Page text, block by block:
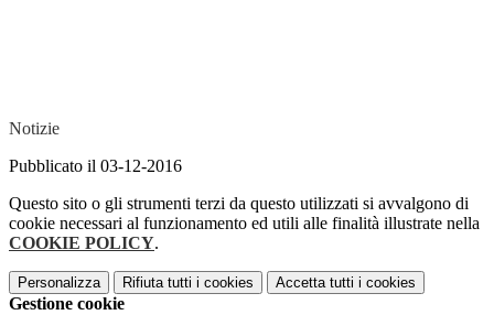
Notizie
Pubblicato il 03-12-2016
Questo sito o gli strumenti terzi da questo utilizzati si avvalgono di
cookie necessari al funzionamento ed utili alle finalità illustrate nella
COOKIE POLICY.
Personalizza Rifiuta tutti i cookies Accetta tutti i cookies
Gestione cookie